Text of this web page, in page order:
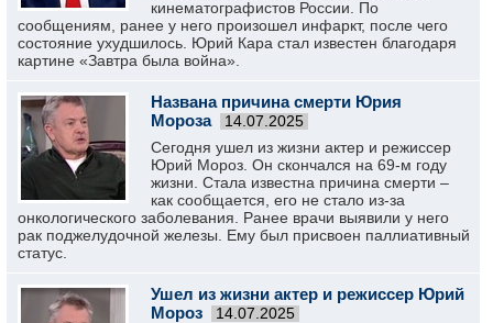
кинематографистов России. По
сообщениям, ранее у него произошел инфаркт, после чего
состояние ухудшилось. Юрий Кара стал известен благодаря
картине «Завтра была война».
Названа причина смерти Юрия
Мороза
14.07.2025
Сегодня ушел из жизни актер и режиссер
Юрий Мороз. Он скончался на 69-м году
жизни. Стала известна причина смерти –
как сообщается, его не стало из-за
онкологического заболевания. Ранее врачи выявили у него
рак поджелудочной железы. Ему был присвоен паллиативный
статус.
Ушел из жизни актер и режиссер Юрий
Мороз
14.07.2025